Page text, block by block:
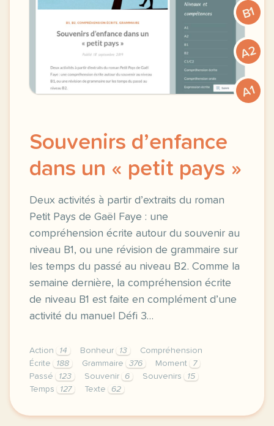
B1
A2
A1
Souvenirs d’enfance
dans un « petit pays »
Deux activités à partir d’extraits du roman
Petit Pays de Gaël Faye : une
compréhension écrite autour du souvenir au
niveau B1, ou une révision de grammaire sur
les temps du passé au niveau B2. Comme la
semaine dernière, la compréhension écrite
de niveau B1 est faite en complément d’une
activité du manuel Défi 3…
Action 14 Bonheur 13
Compréhension
Écrite
188 Grammaire 376 Moment
7
Passé
123 Souvenir 6 Souvenirs
15
Temps
127 Texte 62
deux activites a partir d extraits du roman petit